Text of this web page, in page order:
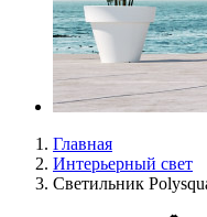
Главная
Интерьерный свет
Светильник